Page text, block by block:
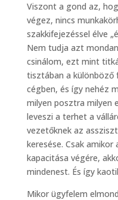
Viszont a gond az,
végez, nincs
szakkifejezéssel élve
Nem tudja azt
csinálom, ezt mint
tisztában a különböző
cégben, és így nehéz
milyen posztra milyen
leveszi a terhet a
vezetőknek az
keresése. Csak
kapacitása végére,
mindenest. És így
Mikor ügyfelem